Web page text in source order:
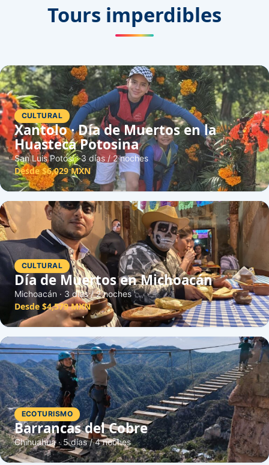
Tours imperdibles
CULTURAL
Xantolo · Día de Muertos en la
Huasteca Potosina
San Luis Potosí · 3 días / 2 noches
Desde $6,029 MXN
CULTURAL
Día de Muertos en Michoacán
Michoacán · 3 días / 2 noches
Desde $4,579 MXN
ECOTURISMO
Barrancas del Cobre
Chihuahua · 5 días / 4 noches